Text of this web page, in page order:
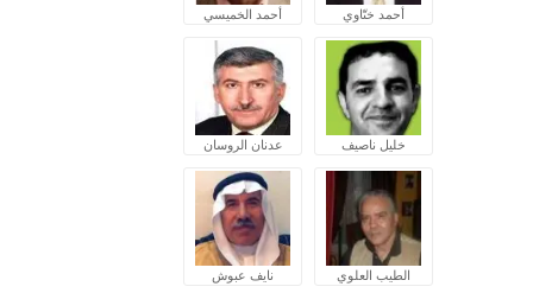
أحمد ختّاوي أحمد الخميسي
خليل ناصيف عدنان الروسان
الطيب العلوي نايف عبوش